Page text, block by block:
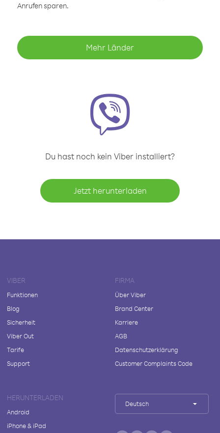
Anrufen sparen.
Mehr Länder
Du hast noch kein Viber installiert?
Jetzt herunterladen
VIBER
Funktionen
Blog
Sicherheit
Viber Out
Tarife
Support
FIRMA
Über Viber
Brand Center
Karriere
AGB
Datenschutzerklärung
Customer Complaints Code
HERUNTERLADEN
Android
iPhone & iPad
Deutsch